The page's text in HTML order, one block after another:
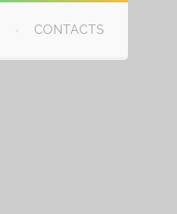
CONTACTS